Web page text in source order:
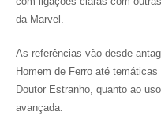
da Marvel.
As referências vão desde
Homem de Ferro até
Doutor Estranho, quanto ao
avançada.